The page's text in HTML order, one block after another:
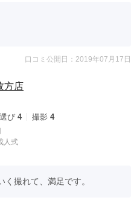
口コミ公開日：2019年07月17日
方店
び 4 撮影 4
人式
撮れて、満足です。